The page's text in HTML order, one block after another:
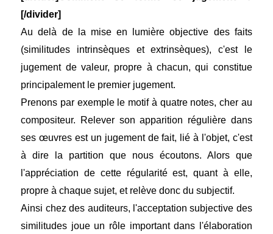
[/divider]
Au delà de la mise en lumière objective des faits
(similitudes intrinsèques et extrinsèques), c'est le
jugement de valeur, propre à chacun, qui constitue
principalement le premier jugement.
Prenons par exemple le motif à quatre notes, cher au
compositeur. Relever son apparition régulière dans
ses œuvres est un jugement de fait, lié à l'objet, c'est
à dire la partition que nous écoutons. Alors que
l'appréciation de cette régularité est, quant à elle,
propre à chaque sujet, et relève donc du subjectif.
Ainsi chez des auditeurs, l'acceptation subjective des
similitudes joue un rôle important dans l'élaboration